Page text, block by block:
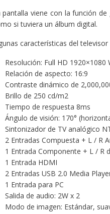
pantalla viene con la función
si tuviera un álbum digital.
características del televisor
Resolución: Full HD 1920×1080
Relación de aspecto: 16:9
Contraste dinámico de
Brillo de 250 cd/m2
Tiempo de respuesta 8ms
Ángulo de visión: 170°
Sintonizador de TV analógico
2 Entradas Compuesta + L / R
1 Entrada Componente + L / R
1 Entrada HDMI
2 Entradas USB 2.0 Media
1 Entrada para PC
Salida de audio: 2W x 2
Modo de imagen: Estándar,